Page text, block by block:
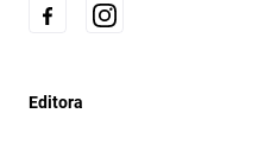
Editora